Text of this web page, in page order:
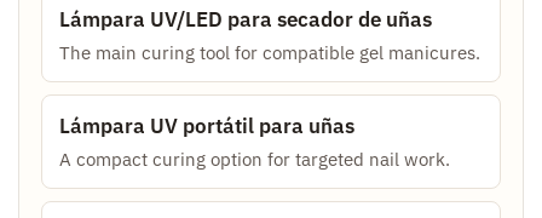
Lámpara UV/LED para secador de uñas
The main curing tool for compatible gel manicures.
Lámpara UV portátil para uñas
A compact curing option for targeted nail work.